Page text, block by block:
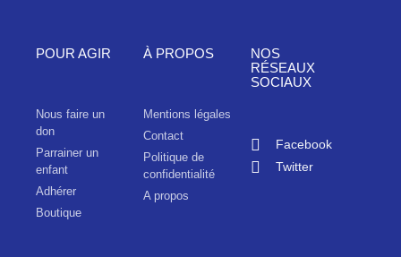
POUR AGIR
Nous faire un
don
Parrainer un
enfant
Adhérer
Boutique
À PROPOS
Mentions légales
Contact
Politique de
confidentialité
A propos
NOS
RÉSEAUX
SOCIAUX
Facebook
Twitter